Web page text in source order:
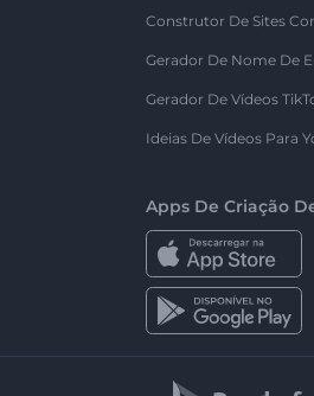
Construtor De Sites
Gerador De Nome De
Gerador De Vídeos
Ideias De Vídeos Para
Apps De Criação